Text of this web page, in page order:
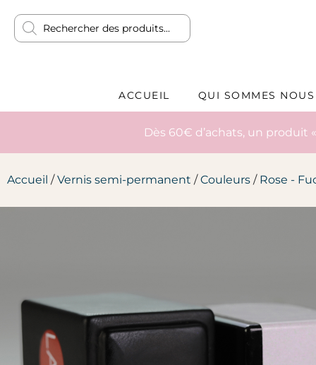
ACCUEIL QUI SOMMES
Dès 60€ d’achats, un produit
Accueil /Vernis semi-permanent /Couleurs / Rose -